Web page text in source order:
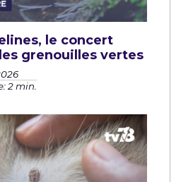
le concert
grenouilles vertes
2 min.